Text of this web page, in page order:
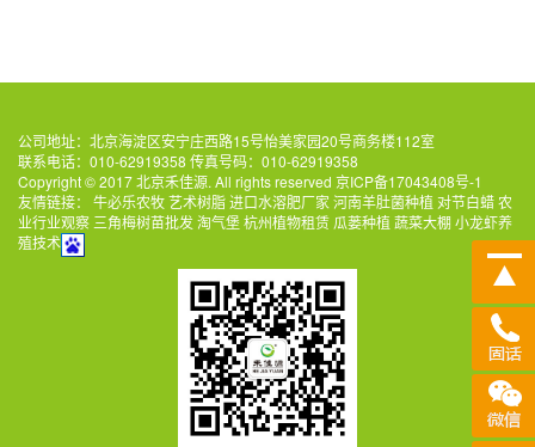
公司地址：北京海淀区安宁庄西路15号怡美家园20号商务楼112室
联系电话：010-62919358 传真号码：010-62919358
Copyright © 2017 北京禾佳源. All rights reserved 京ICP备17043408号-1
友情链接： 牛必乐农牧艺术树脂进口水溶肥厂家 河南羊肚菌种植 对节白蜡农
业行业观察 三角梅树苗批发淘气堡杭州植物租赁 瓜蒌种植 蔬菜大棚 小龙虾养
殖技术